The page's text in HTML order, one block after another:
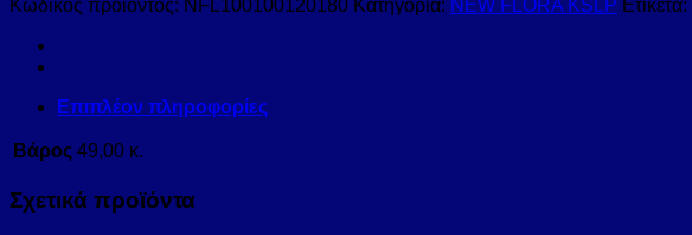
Κωδικός προϊόντος: NFL100100120180 Κατηγορία: NEW FLORA KSLP Ετικέτα:
Επιπλέον πληροφορίες
Βάρος 49,00 κ.
Σχετικά προϊόντα